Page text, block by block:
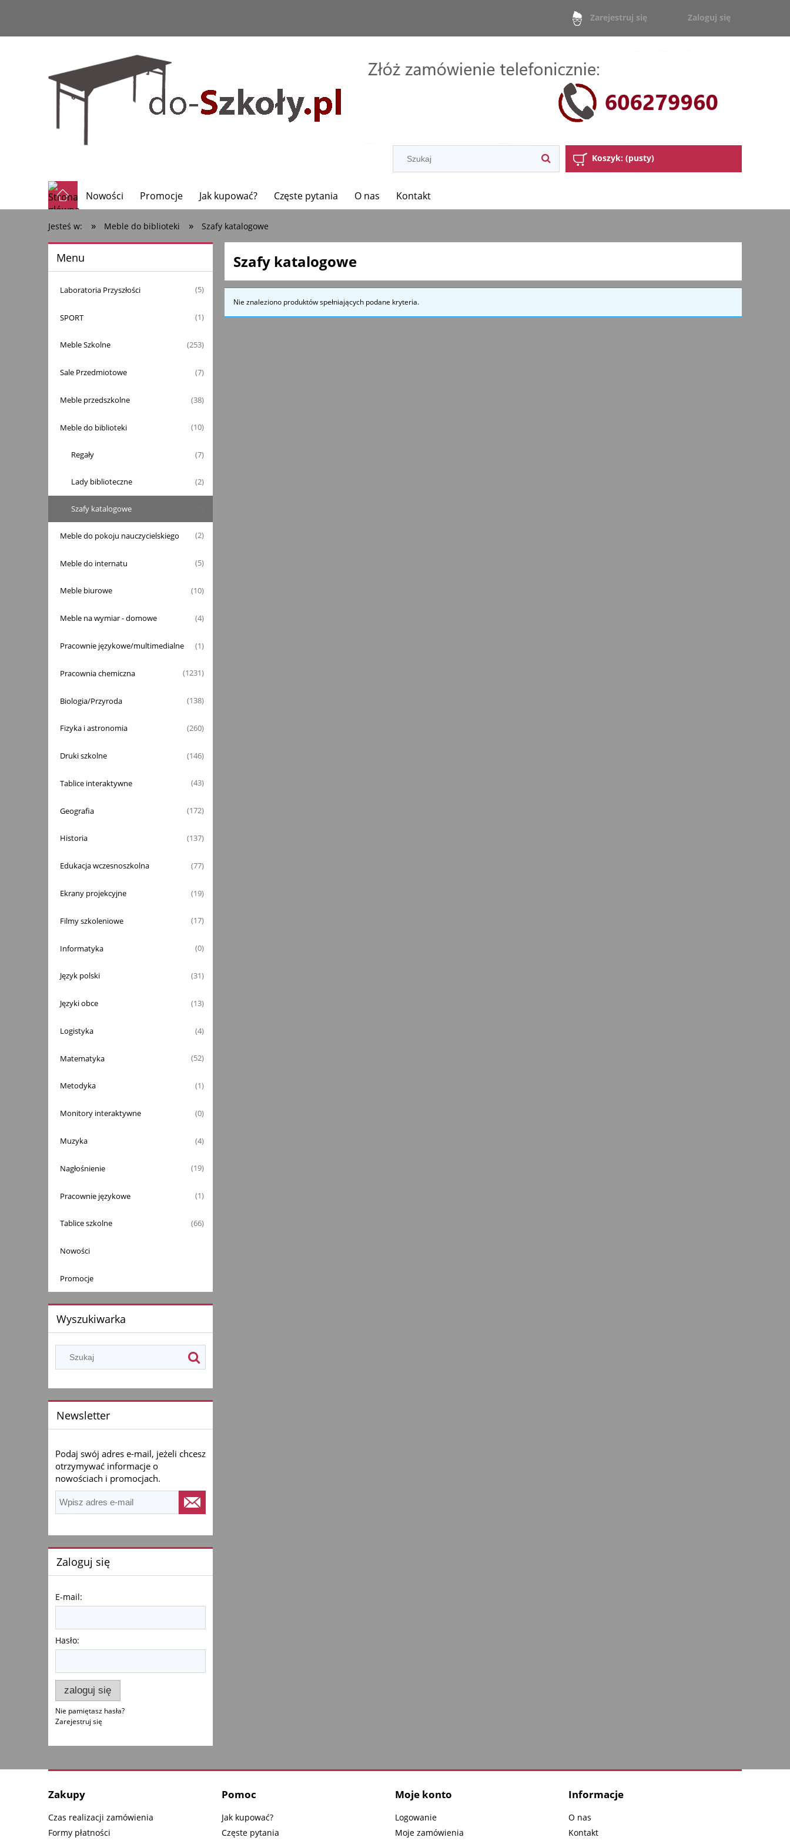
Zarejestruj się Zaloguj się
Koszyk: (pusty)
Nowości Promocje Jak kupować? Częste pytania O nas Kontakt
Jesteś w: » Meble do biblioteki » Szafy katalogowe
Menu
Laboratoria Przyszłości (5)
SPORT (1)
Meble Szkolne (253)
Sale Przedmiotowe (7)
Meble przedszkolne (38)
Meble do biblioteki (10)
Regały (7)
Lady biblioteczne (2)
Szafy katalogowe
Meble do pokoju nauczycielskiego (2)
Meble do internatu (5)
Meble biurowe (10)
Meble na wymiar - domowe (4)
Pracownie językowe/multimedialne (1)
Pracownia chemiczna (1231)
Biologia/Przyroda (138)
Fizyka i astronomia (260)
Druki szkolne (146)
Tablice interaktywne (43)
Geografia (172)
Historia (137)
Edukacja wczesnoszkolna (77)
Ekrany projekcyjne (19)
Filmy szkoleniowe (17)
Informatyka (0)
Język polski (31)
Języki obce (13)
Logistyka (4)
Matematyka (52)
Metodyka (1)
Monitory interaktywne (0)
Muzyka (4)
Nagłośnienie (19)
Pracownie językowe (1)
Tablice szkolne (66)
Nowości
Promocje
Wyszukiwarka
Newsletter
Podaj swój adres e-mail, jeżeli chcesz
otrzymywać informacje o
nowościach i promocjach.
Zaloguj się
E-mail:
Hasło:
zaloguj się
Nie pamiętasz hasła?
Zarejestruj się
Szafy katalogowe
Nie znaleziono produktów spełniających podane kryteria.
Zakupy
Czas realizacji zamówienia
Formy płatności
Pomoc
Jak kupować?
Częste pytania
Moje konto
Logowanie
Moje zamówienia
Informacje
O nas
Kontakt